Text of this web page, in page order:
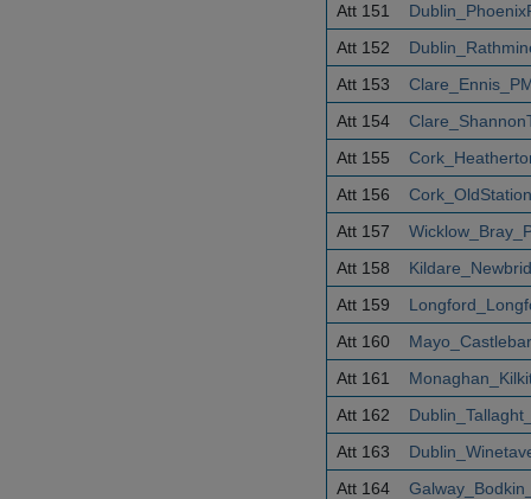
Att 151
Att 152
Att 153
Att 154
Att 155
Att 156
Att 157
Att 158
Att 159
Att 160
Att 161
Att 162
Att 163
Att 164